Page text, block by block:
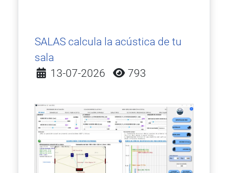
SALAS calcula la acústica de tu
sala
Detalles
13-07-2026 793